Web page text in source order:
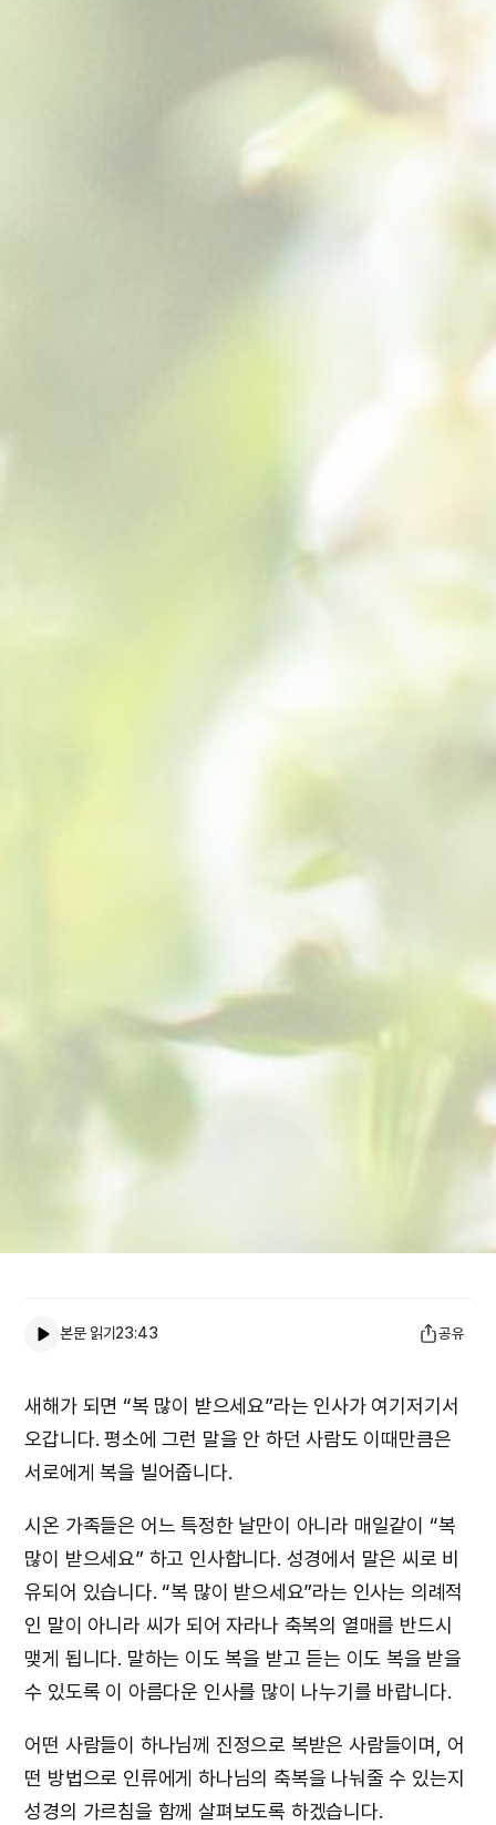
본문 읽기 23:43 공유
새해가 되면 “복 많이 받으세요”라는 인사가 여기저기서
오갑니다. 평소에 그런 말을 안 하던 사람도 이때만큼은
서로에게 복을 빌어줍니다.
시온 가족들은 어느 특정한 날만이 아니라 매일같이 “복
많이 받으세요” 하고 인사합니다. 성경에서 말은 씨로 비
유되어 있습니다. “복 많이 받으세요”라는 인사는 의례적
인 말이 아니라 씨가 되어 자라나 축복의 열매를 반드시
맺게 됩니다. 말하는 이도 복을 받고 듣는 이도 복을 받을
수 있도록 이 아름다운 인사를 많이 나누기를 바랍니다.
어떤 사람들이 하나님께 진정으로 복받은 사람들이며, 어
떤 방법으로 인류에게 하나님의 축복을 나눠줄 수 있는지
성경의 가르침을 함께 살펴보도록 하겠습니다.